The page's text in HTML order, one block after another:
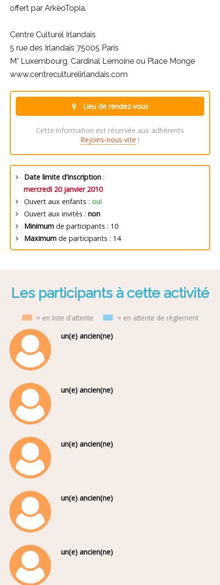
offert par ArkéoTopia.
Centre Culturel Irlandais
5 rue des Irlandais 75005 Paris
M° Luxembourg, Cardinal Lemoine ou Place Monge
www.centreculturelirlandais.com
Lieu de rendez-vous
Cette information est réservée aux adhérents
Rejoins-nous vite !
Date limite d'inscription :
mercredi 20 janvier 2010
Ouvert aux enfants : oui
Ouvert aux invités : non
Minimum de participants : 10
Maximum de participants : 14
Les participants à cette activité
= en liste d'attente
= en attente de règlement
un(e) ancien(ne)
un(e) ancien(ne)
un(e) ancien(ne)
un(e) ancien(ne)
un(e) ancien(ne)